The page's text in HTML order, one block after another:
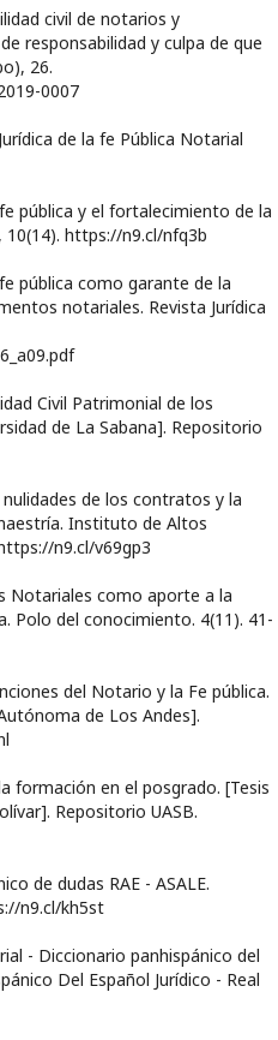
civil de notarios y
responsabilidad y culpa de que
26.
0007
de la fe Pública Notarial
pública y el fortalecimiento de la
10(14). https://n9.cl/nfq3b
pública como garante de la
notariales. Revista Jurídica
Civil Patrimonial de los
de La Sabana]. Repositorio
nulidades de los contratos y la
Instituto de Altos
n9.cl/v69gp3
Notariales como aporte a la
Polo del conocimiento. 4(11). 41-
del Notario y la Fe pública.
de Los Andes].
formación en el posgrado. [Tesis
Repositorio UASB.
de dudas RAE - ASALE.
n9.cl/kh5st
- Diccionario panhispánico del
Del Español Jurídico - Real